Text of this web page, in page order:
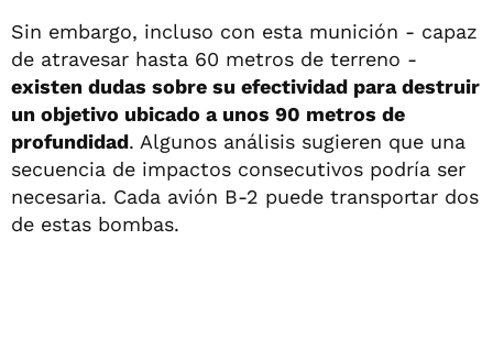
Sin embargo, incluso con esta munición - capaz
de atravesar hasta 60 metros de terreno -
existen dudas sobre su efectividad para destruir
un objetivo ubicado a unos 90 metros de
profundidad. Algunos análisis sugieren que una
secuencia de impactos consecutivos podría ser
necesaria. Cada avión B-2 puede transportar dos
de estas bombas.